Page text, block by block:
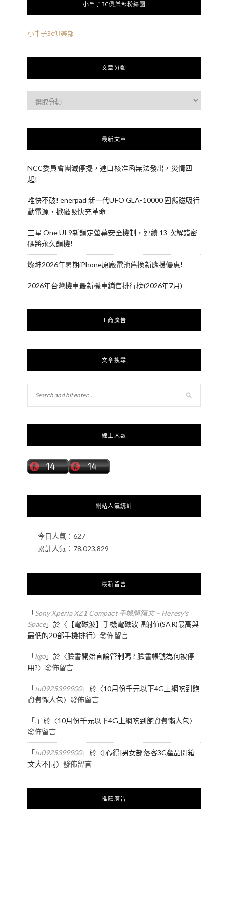
小丰子3C俱樂部粉絲團
小丰子3c俱樂部
文章分類
最新文章
NCC委員會團滅停擺，進口核准函無法發出，災情四
起!
唯快不破! enerpad 新一代UFO GLA-10000 固態磁吸行
動電源，掀磁吸快充革命
三星 One UI 9新鎖定螢幕安全機制，連續 13 次解錯密
碼將永久鎖機!
燦坤2026年暑期iPhone原廠電池舊換新應援優惠!
2026年台灣機車最新機車銷售排行榜(2026年7月)
工商廣告
文章搜尋
線上人數
網站人氣統計
今日人氣： 627
累計人氣： 78,023,829
最新留言
「Sony Xperia XZ1 Compact 手機開箱文 – Heresy's
Space」於〈 【電磁波】手機電磁波輻射值(SAR)最高與
最低的20部手機排行〉發佈留言
「kgo」於〈臉書開始言論管制嗎 ? 臉書帳號為何被停
用?〉發佈留言
「tu0925399900」於〈10月份千元以下4G上網吃到飽
資費懶人包〉發佈留言
「.」於〈10月份千元以下4G上網吃到飽資費懶人包〉
發佈留言
「tu0925399900」於〈[心得]男女部落客3C產品開箱
文大不同〉發佈留言
推薦廣告